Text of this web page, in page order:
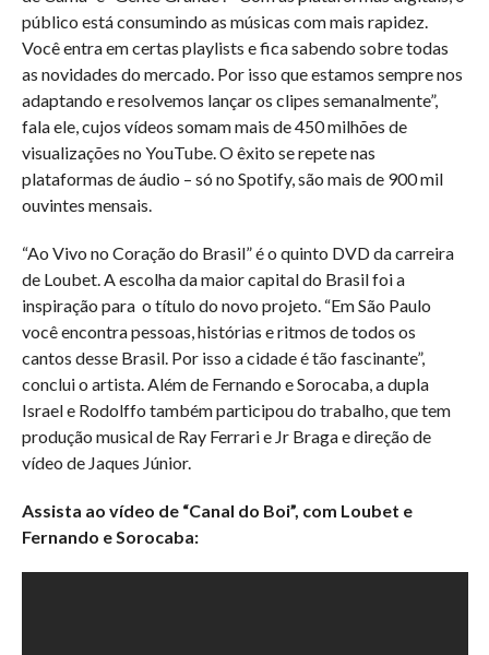
público está consumindo as músicas com mais rapidez.
Você entra em certas playlists e fica sabendo sobre todas
as novidades do mercado. Por isso que estamos sempre nos
adaptando e resolvemos lançar os clipes semanalmente”,
fala ele, cujos vídeos somam mais de 450 milhões de
visualizações no YouTube. O êxito se repete nas
plataformas de áudio – só no Spotify, são mais de 900 mil
ouvintes mensais.
“Ao Vivo no Coração do Brasil” é o quinto DVD da carreira
de Loubet. A escolha da maior capital do Brasil foi a
inspiração para o título do novo projeto. “Em São Paulo
você encontra pessoas, histórias e ritmos de todos os
cantos desse Brasil. Por isso a cidade é tão fascinante”,
conclui o artista. Além de Fernando e Sorocaba, a dupla
Israel e Rodolffo também participou do trabalho, que tem
produção musical de Ray Ferrari e Jr Braga e direção de
vídeo de Jaques Júnior.
Assista ao vídeo de “Canal do Boi”, com Loubet e
Fernando e Sorocaba: